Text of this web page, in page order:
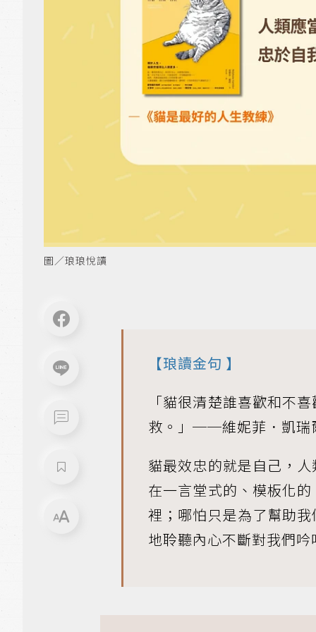
圖／琅琅悅讀
【琅讀金句 】
「貓很清楚誰喜歡和不
救。」──維妮菲．凱瑞
貓最效忠的就是自己，
在一言堂式的、模板化
裡；哪怕只是為了幫助
地聆聽內心不斷對我們